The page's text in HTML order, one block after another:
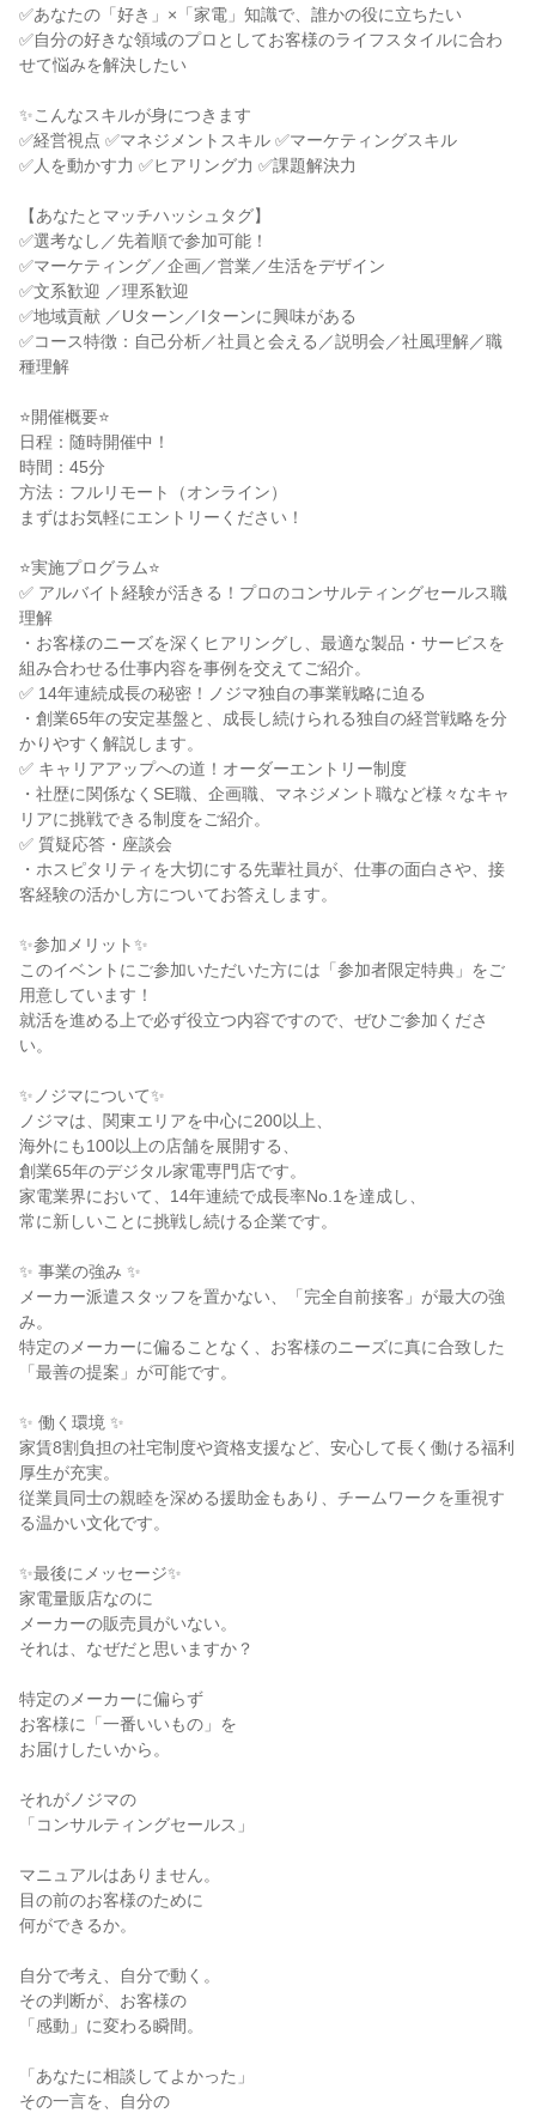
✅あなたの「好き」×「家電」知識で、誰かの役に立ちたい
✅自分の好きな領域のプロとしてお客様のライフスタイルに合わ
せて悩みを解決したい
✨こんなスキルが身につきます
✅経営視点 ✅マネジメントスキル ✅マーケティングスキル
✅人を動かす力 ✅ヒアリング力 ✅課題解決力
【あなたとマッチハッシュタグ】
✅選考なし／先着順で参加可能！
✅マーケティング／企画／営業／生活をデザイン
✅文系歓迎 ／理系歓迎
✅地域貢献 ／Uターン／Iターンに興味がある
✅コース特徴：自己分析／社員と会える／説明会／社風理解／職
種理解
⭐開催概要⭐
日程：随時開催中！
時間：45分
方法：フルリモート（オンライン）
まずはお気軽にエントリーください！
⭐実施プログラム⭐
✅ アルバイト経験が活きる！プロのコンサルティングセールス職
理解
・お客様のニーズを深くヒアリングし、最適な製品・サービスを
組み合わせる仕事内容を事例を交えてご紹介。
✅ 14年連続成長の秘密！ノジマ独自の事業戦略に迫る
・創業65年の安定基盤と、成長し続けられる独自の経営戦略を分
かりやすく解説します。
✅ キャリアアップへの道！オーダーエントリー制度
・社歴に関係なくSE職、企画職、マネジメント職など様々なキャ
リアに挑戦できる制度をご紹介。
✅ 質疑応答・座談会
・ホスピタリティを大切にする先輩社員が、仕事の面白さや、接
客経験の活かし方についてお答えします。
✨参加メリット✨
このイベントにご参加いただいた方には「参加者限定特典」をご
用意しています！
就活を進める上で必ず役立つ内容ですので、ぜひご参加くださ
い。
✨ノジマについて✨
ノジマは、関東エリアを中心に200以上、
海外にも100以上の店舗を展開する、
創業65年のデジタル家電専門店です。
家電業界において、14年連続で成長率No.1を達成し、
常に新しいことに挑戦し続ける企業です。
✨ 事業の強み ✨
メーカー派遣スタッフを置かない、「完全自前接客」が最大の強
み。
特定のメーカーに偏ることなく、お客様のニーズに真に合致した
「最善の提案」が可能です。
✨ 働く環境 ✨
家賃8割負担の社宅制度や資格支援など、安心して長く働ける福利
厚生が充実。
従業員同士の親睦を深める援助金もあり、チームワークを重視す
る温かい文化です。
✨最後にメッセージ✨
家電量販店なのに
メーカーの販売員がいない。
それは、なぜだと思いますか？
特定のメーカーに偏らず
お客様に「一番いいもの」を
お届けしたいから。
それがノジマの
「コンサルティングセールス」
マニュアルはありません。
目の前のお客様のために
何ができるか。
自分で考え、自分で動く。
その判断が、お客様の
「感動」に変わる瞬間。
「あなたに相談してよかった」
その一言を、自分の